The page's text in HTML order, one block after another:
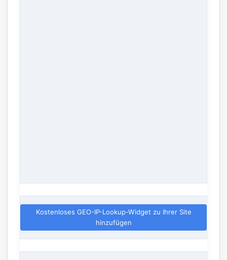
Kostenloses GEO-IP-Lookup-Widget zu Ihrer Site
hinzufügen